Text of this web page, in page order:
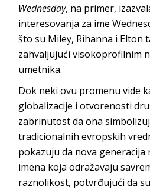
Wednesday, na primer,
interesovanja za ime
što su Miley, Rihanna i Elton
zahvaljujući visokoprofilnim
umetnika.
Dok neki ovu promenu vide
globalizacije i otvorenosti
zabrinutost da ona
tradicionalnih evropskih
pokazuju da nova generacija
imena koja odražavaju
raznolikost, potvrđujući da